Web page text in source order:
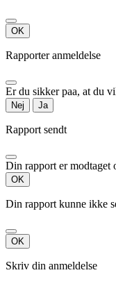
OK
Rapporter anmeldelse
Er du sikker paa, at du
Nej Ja
Rapport sendt
Din rapport er modtaget
OK
Din rapport kunne ikke
OK
Skriv din anmeldelse